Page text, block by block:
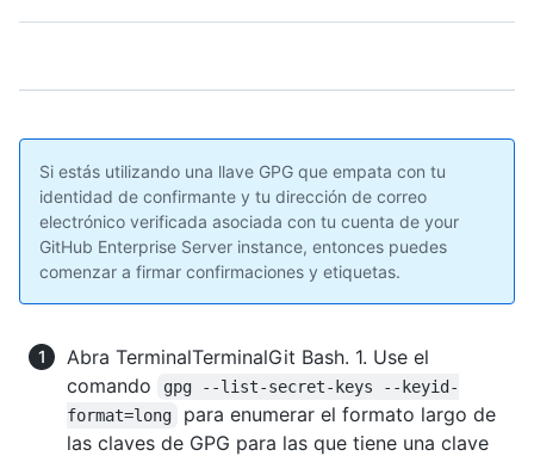
Si estás utilizando una llave GPG que empata con tu
identidad de confirmante y tu dirección de correo
electrónico verificada asociada con tu cuenta de your
GitHub Enterprise Server instance, entonces puedes
comenzar a firmar confirmaciones y etiquetas.
Abra TerminalTerminalGit Bash. 1. Use el
comando
gpg --list-secret-keys --keyid-
format=long
para enumerar el formato largo de
las claves de GPG para las que tiene una clave